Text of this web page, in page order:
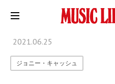
2021.06.25
ジョニー・キャッシュ